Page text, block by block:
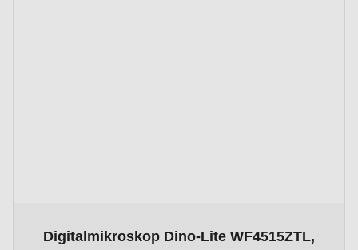
Digitalmikroskop Dino-Lite WF4515ZTL,